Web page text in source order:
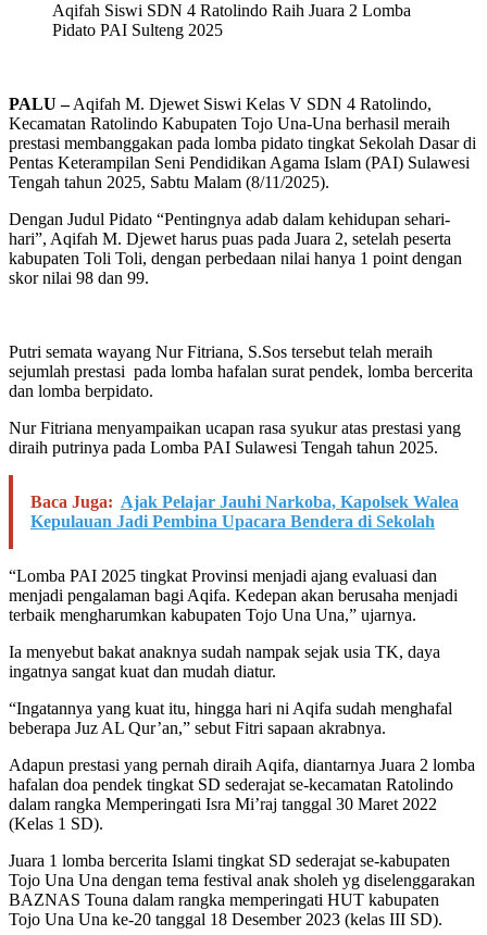
Aqifah Siswi SDN 4 Ratolindo Raih Juara 2 Lomba
Pidato PAI Sulteng 2025
PALU –Aqifah M. Djewet Siswi Kelas V SDN 4 Ratolindo,
Kecamatan Ratolindo Kabupaten Tojo Una-Una berhasil meraih
prestasi membanggakan pada lomba pidato tingkat Sekolah Dasar di
Pentas Keterampilan Seni Pendidikan Agama Islam (PAI) Sulawesi
Tengah tahun 2025, Sabtu Malam (8/11/2025).
Dengan Judul Pidato “Pentingnya adab dalam kehidupan sehari-
hari”, Aqifah M. Djewet harus puas pada Juara 2, setelah peserta
kabupaten Toli Toli, dengan perbedaan nilai hanya 1 point dengan
skor nilai 98 dan 99.
Putri semata wayang Nur Fitriana, S.Sos tersebut telah meraih
sejumlah prestasi pada lomba hafalan surat pendek, lomba bercerita
dan lomba berpidato.
Nur Fitriana menyampaikan ucapan rasa syukur atas prestasi yang
diraih putrinya pada Lomba PAI Sulawesi Tengah tahun 2025.
Baca Juga: Ajak Pelajar Jauhi Narkoba, Kapolsek Walea
Kepulauan Jadi Pembina Upacara Bendera di Sekolah
“Lomba PAI 2025 tingkat Provinsi menjadi ajang evaluasi dan
menjadi pengalaman bagi Aqifa. Kedepan akan berusaha menjadi
terbaik mengharumkan kabupaten Tojo Una Una,” ujarnya.
Ia menyebut bakat anaknya sudah nampak sejak usia TK, daya
ingatnya sangat kuat dan mudah diatur.
“Ingatannya yang kuat itu, hingga hari ni Aqifa sudah menghafal
beberapa Juz AL Qur’an,” sebut Fitri sapaan akrabnya.
Adapun prestasi yang pernah diraih Aqifa, diantarnya Juara 2 lomba
hafalan doa pendek tingkat SD sederajat se-kecamatan Ratolindo
dalam rangka Memperingati Isra Mi’raj tanggal 30 Maret 2022
(Kelas 1 SD).
Juara 1 lomba bercerita Islami tingkat SD sederajat se-kabupaten
Tojo Una Una dengan tema festival anak sholeh yg diselenggarakan
BAZNAS Touna dalam rangka memperingati HUT kabupaten
Tojo Una Una ke-20 tanggal 18 Desember 2023 (kelas III SD).